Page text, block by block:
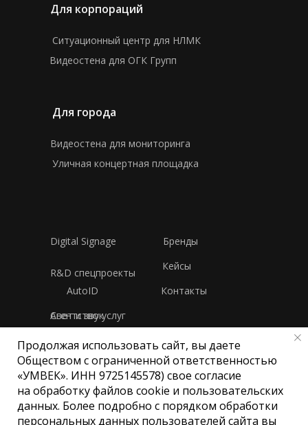
Продолжая использовать сайт, вы даете
Обществом с ограниченной ответственностью
«УМВЕК». ИНН 9725145578) свое согласие
на обработку файлов cookie и пользовательских
данных. Более подробно с порядком обработки
персональных данных пользователей сайта вы
Для корпораций
Ситуационный центр для НЛМК
Видеостена для ОГК Групп
Для города
Видеостена для мониторинга
Уличная концертная площадка
Digital Signage
R&D спецпроекты
AutoID
Свет и звук
Бренды
Кейсы
Контакты
Агентство услуг
Общество с ограниченной
ответственностью «УМВЕК»
ИНН 9725145578
Политика конфиденциальности